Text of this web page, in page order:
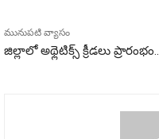
మునుపటి వ్యాసం
జిల్లాలో అథ్లెటిక్స్ క్రీడలు ప్రారంభం..